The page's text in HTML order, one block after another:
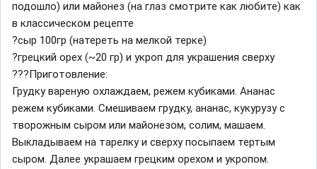
подошло) или майонез (на глаз смотрите как любите) как
в классическом рецепте
?сыр 100гр (натереть на мелкой терке)
?грецкий орех (~20 гр) и укроп для украшения сверху
??‍?Приготовление:
Грудку вареную охлаждаем, режем кубиками. Ананас
режем кубиками. Смешиваем грудку, ананас, кукурузу с
творожным сыром или майонезом, солим, машаем.
Выкладываем на тарелку и сверху посыпаем тертым
сыром. Далее украшаем грецким орехом и укропом.